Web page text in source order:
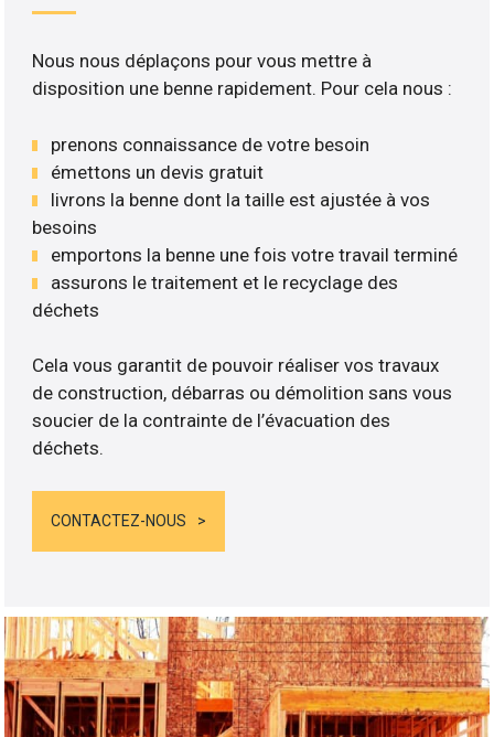
Nous nous déplaçons pour vous mettre à
disposition une benne rapidement. Pour cela nous :
prenons connaissance de votre besoin
émettons un devis gratuit
livrons la benne dont la taille est ajustée à vos
besoins
emportons la benne une fois votre travail terminé
assurons le traitement et le recyclage des
déchets
Cela vous garantit de pouvoir réaliser vos travaux
de construction, débarras ou démolition sans vous
soucier de la contrainte de l’évacuation des
déchets.
CONTACTEZ-NOUS